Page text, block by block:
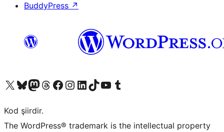
BuddyPress ↗
X (eski Twitter) hesabımıza bakın
Bluesky hesabımızı ziyaret edinMastodon hesabımızı ziyaret edinThreads hesabımızı ziyaret edinFacebook sayfamızı ziyaret edinInstagram hesabımızı ziyaret edinLinkedIn hesabımızı ziyaret edinTikTok hesabımızı ziyaret edinYouTube kanalımızı ziyaret edinTumblr hesabımızı ziyaret edin
Kod şiirdir.
The WordPress® trademark is the intellectual property